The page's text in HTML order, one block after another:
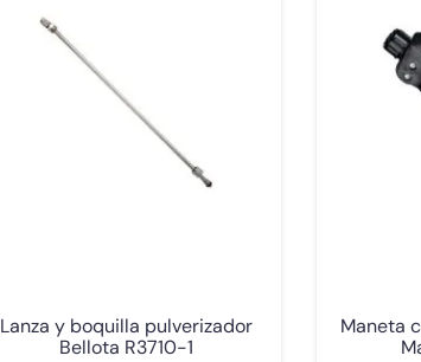
Lanza y boquilla pulverizador
Bellota R3710-1
Maneta